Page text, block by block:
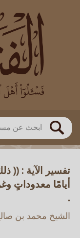
بحث
العالم
بن باز
اللجنة الدائمة
تفسير الآية : ((
أيامًا معدوداتٍ
.
الشيخ محمد بن